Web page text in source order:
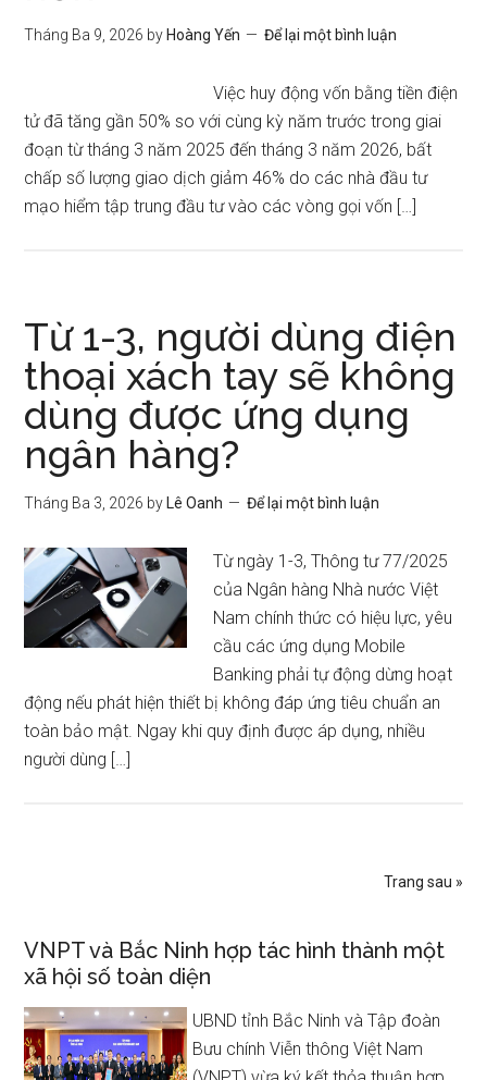
Tháng Ba 9, 2026 by Hoàng Yến Để lại một bình luận
Việc huy động vốn bằng tiền điện
tử đã tăng gần 50% so với cùng kỳ năm trước trong giai
đoạn từ tháng 3 năm 2025 đến tháng 3 năm 2026, bất
chấp số lượng giao dịch giảm 46% do các nhà đầu tư
mạo hiểm tập trung đầu tư vào các vòng gọi vốn […]
Từ 1-3, người dùng điện
thoại xách tay sẽ không
dùng được ứng dụng
ngân hàng?
Tháng Ba 3, 2026 by Lê Oanh Để lại một bình luận
Từ ngày 1-3, Thông tư 77/2025
của Ngân hàng Nhà nước Việt
Nam chính thức có hiệu lực, yêu
cầu các ứng dụng Mobile
Banking phải tự động dừng hoạt
động nếu phát hiện thiết bị không đáp ứng tiêu chuẩn an
toàn bảo mật. Ngay khi quy định được áp dụng, nhiều
người dùng […]
Trang sau »
VNPT và Bắc Ninh hợp tác hình thành một
xã hội số toàn diện
UBND tỉnh Bắc Ninh và Tập đoàn
Bưu chính Viễn thông Việt Nam